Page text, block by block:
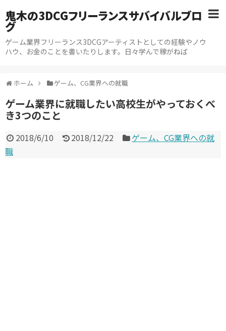
鬼木の3DCGフリーランスサバイバルブロ
グ
ゲーム業界フリーランス3DCGアーティストとしての経験やノウ
ハウ、お金のことを書いたりします。日々学んで稼がねば
ホーム ゲーム、CG業界への就職
ゲーム業界に就職したい高校生がやっておくべ
き3つのこと
2018/6/10 2018/12/22
ゲーム、CG業界への就
職